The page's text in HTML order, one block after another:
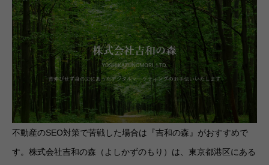
不動産のSEO対策で苦戦した場合は『吉和の森』がおすすめで
す。株式会社吉和の森（よしかずのもり）は、東京都港区にある